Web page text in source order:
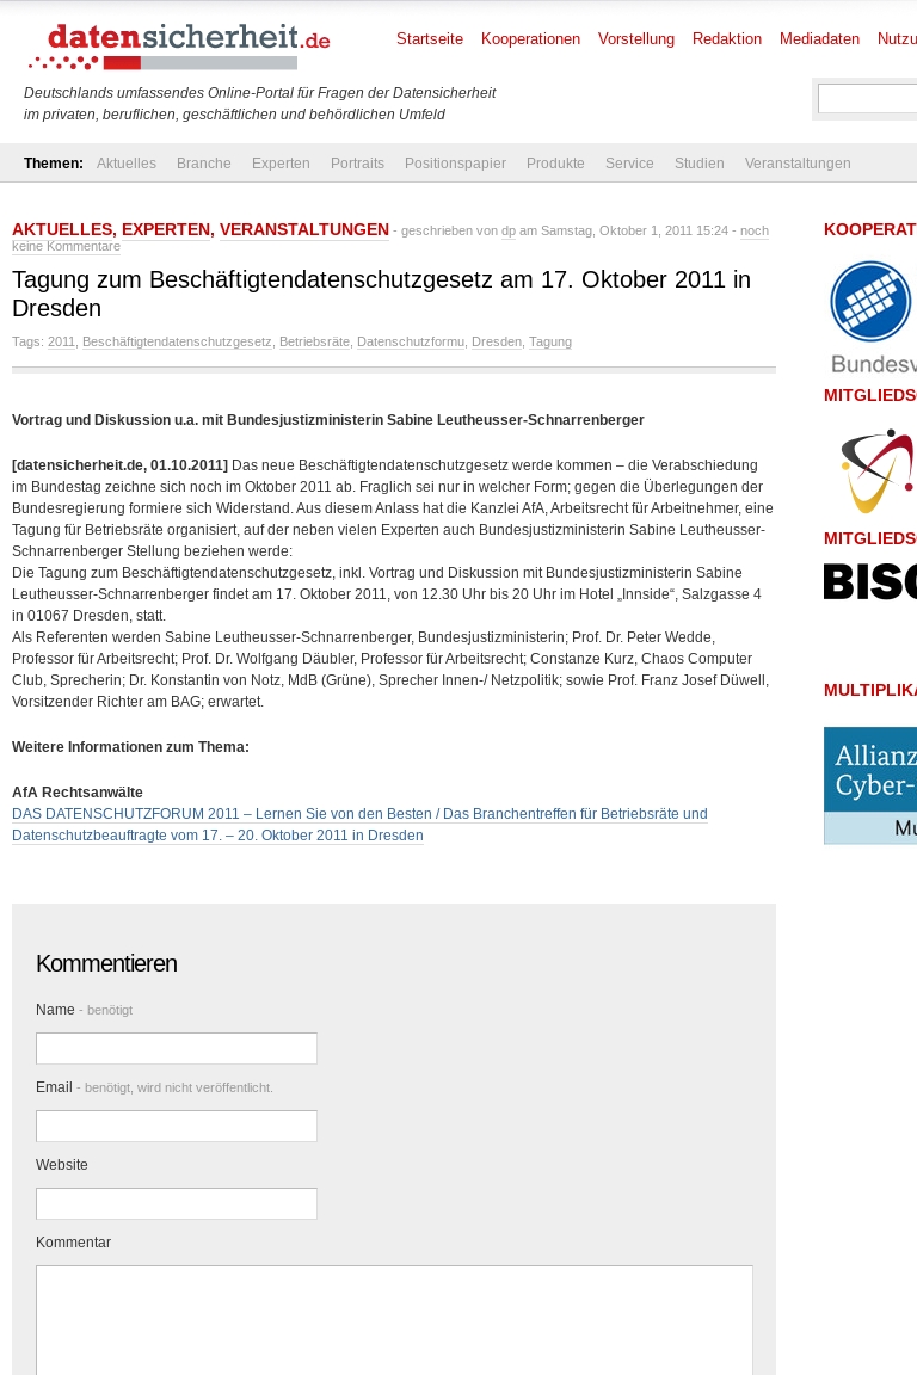
Deutschlands umfassendes Online-Portal für Fragen der Datensicherheit
im privaten, beruflichen, geschäftlichen und behördlichen Umfeld
Startseite Kooperationen Vorstellung Redaktion Mediadaten
Themen: Aktuelles Branche Experten Portraits Positionspapier Produkte Service Studien Veranstaltungen
AKTUELLES, EXPERTEN, VERANSTALTUNGEN - geschrieben von dp am Samstag, Oktober 1, 2011 15:24 - noch
keine Kommentare
Tagung zum Beschäftigtendatenschutzgesetz am 17. Oktober 2011 in
Dresden
Tags: 2011 Beschäftigtendatenschutzgesetz Betriebsräte Datenschutzformu Dresden Tagung
Vortrag und Diskussion u.a. mit Bundesjustizministerin Sabine Leutheusser-Schnarrenberger
[datensicherheit.de, 01.10.2011] Das neue Beschäftigtendatenschutzgesetz werde kommen – die Verabschiedung
im Bundestag zeichne sich noch im Oktober 2011 ab. Fraglich sei nur in welcher Form; gegen die Überlegungen der
Bundesregierung formiere sich Widerstand. Aus diesem Anlass hat die Kanzlei AfA, Arbeitsrecht für Arbeitnehmer, eine
Tagung für Betriebsräte organisiert, auf der neben vielen Experten auch Bundesjustizministerin Sabine Leutheusser-
Schnarrenberger Stellung beziehen werde:
Die Tagung zum Beschäftigtendatenschutzgesetz, inkl. Vortrag und Diskussion mit Bundesjustizministerin Sabine
Leutheusser-Schnarrenberger findet am 17. Oktober 2011, von 12.30 Uhr bis 20 Uhr im Hotel „Innside“, Salzgasse 4
in 01067 Dresden, statt.
Als Referenten werden Sabine Leutheusser-Schnarrenberger, Bundesjustizministerin; Prof. Dr. Peter Wedde,
Professor für Arbeitsrecht; Prof. Dr. Wolfgang Däubler, Professor für Arbeitsrecht; Constanze Kurz, Chaos Computer
Club, Sprecherin; Dr. Konstantin von Notz, MdB (Grüne), Sprecher Innen-/ Netzpolitik; sowie Prof. Franz Josef Düwell,
Vorsitzender Richter am BAG; erwartet.
Weitere Informationen zum Thema:
AfA Rechtsanwälte
DAS DATENSCHUTZFORUM 2011 – Lernen Sie von den Besten / Das Branchentreffen für Betriebsräte und
Datenschutzbeauftragte vom 17. – 20. Oktober 2011 in Dresden
Kommentieren
Name - benötigt
Email - benötigt, wird nicht veröffentlicht.
Website
Kommentar